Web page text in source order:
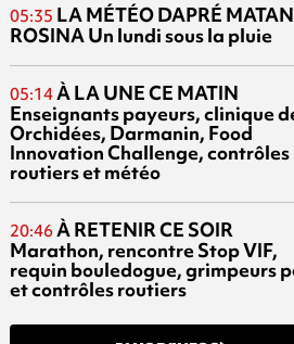
05:35 LA MÉTÉO DAPRÉ
ROSINAUn lundi sous la pluie
05:14À LA UNE CE MATIN
Enseignants payeurs, clinique
Orchidées, Darmanin, Food
Innovation Challenge, contrôles
routiers et météo
20:46À RETENIR CE SOIR
Marathon, rencontre Stop VIF,
requin bouledogue, grimpeurs
et contrôles routiers